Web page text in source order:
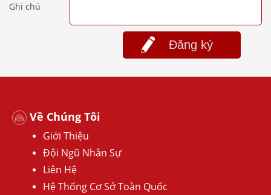
Ghi chú
Đăng ký
Về Chúng Tôi
Giới Thiệu
Đội Ngũ Nhân Sự
Liên Hệ
Hệ Thống Cơ Sở Toàn Quốc